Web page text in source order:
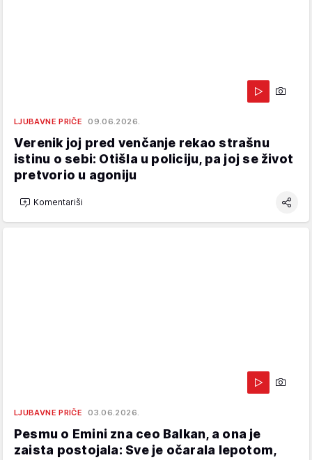
LJUBAVNE PRIČE 09.06.2026.
Verenik joj pred venčanje rekao strašnu
istinu o sebi: Otišla u policiju, pa joj se život
pretvorio u agoniju
Komentariši
LJUBAVNE PRIČE 03.06.2026.
Pesmu o Emini zna ceo Balkan, a ona je
zaista postojala: Sve je očarala lepotom,